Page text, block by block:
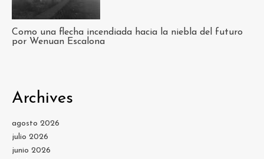
Como una flecha incendiada hacia la niebla del futuro
por Wenuan Escalona
Archives
agosto 2026
julio 2026
junio 2026